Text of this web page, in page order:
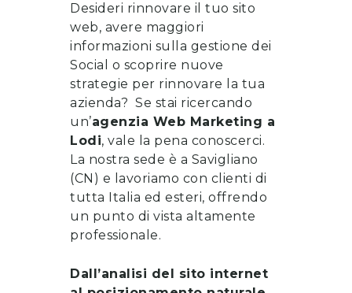
Desideri rinnovare il tuo sito
web, avere maggiori
informazioni sulla gestione dei
Social o scoprire nuove
strategie per rinnovare la tua
azienda? Se stai ricercando
un’agenzia Web Marketing a
Lodi, vale la pena conoscerci.
La nostra sede è a Savigliano
(CN) e lavoriamo con clienti di
tutta Italia ed esteri, offrendo
un punto di vista altamente
professionale.
Dall’analisi del sito internet